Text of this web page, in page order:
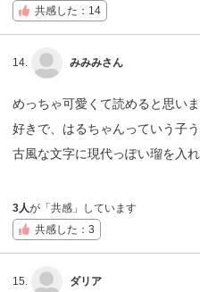
共感した：14
14. みみみさん
めっちゃ可愛くて読めると思い
好きで、はるちゃんっていう子
古風な文字に現代っぽい瑠を入
3人が「共感」しています
共感した：3
15. ダリア